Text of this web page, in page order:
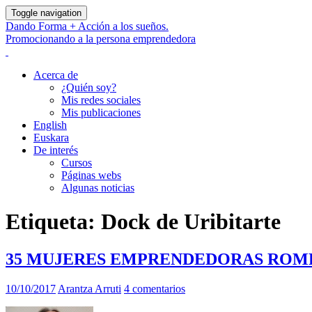
Toggle navigation
Dando Forma + Acción a los sueños.
Promocionando a la persona emprendedora
Acerca de
¿Quién soy?
Mis redes sociales
Mis publicaciones
English
Euskara
De interés
Cursos
Páginas webs
Algunas noticias
Etiqueta: Dock de Uribitarte
35 MUJERES EMPRENDEDORAS
10/10/2017 Arantza Arruti 4 comentarios